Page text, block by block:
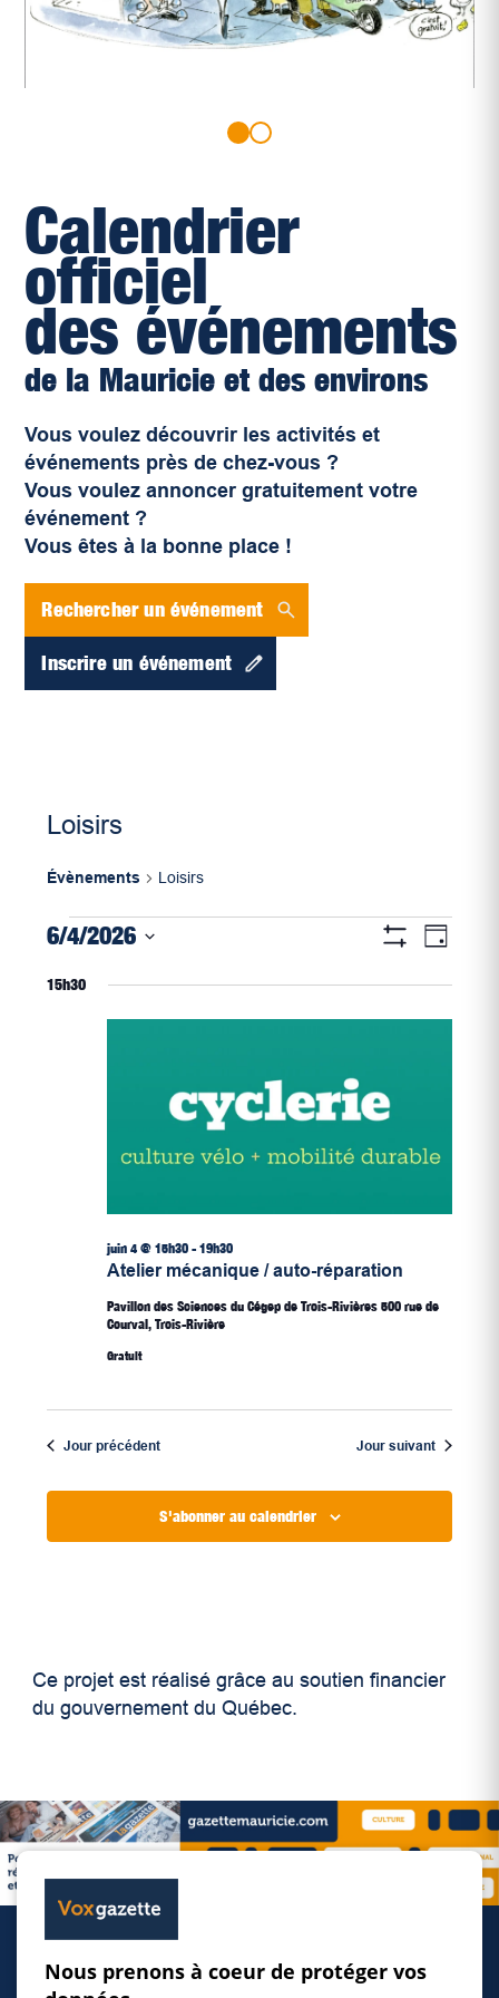
Calendrier
officiel
des événements
de la Mauricie et des environs
Vous voulez découvrir les activités et
événements près de chez-vous ?
Vous voulez annoncer gratuitement votre
événement ?
Vous êtes à la bonne place !
Rechercher un événement
Inscrire un événement
Loisirs
Évènements Loisirs
Évènements
juin
Filtres vues
Jour
6/4/2026
une
15h30
Atelier mécanique / auto-réparation
juin 4 @ 15h30- 19h30
Pavillon des Sciences du Cégep de Trois-Rivières 500 rue de
Courval, Trois-Rivière
Gratuit
Jour précédent Jour suivant
S'abonner au calendrier
Ce projet est réalisé grâce au soutien financier
du gouvernement du Québec.
Nous prenons à coeur de protéger vos